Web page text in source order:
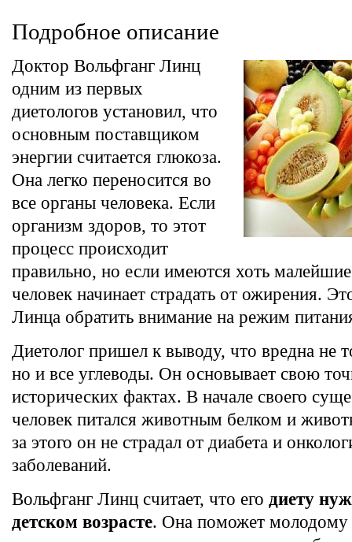
Подробное описание
Доктор Вольфганг Линц
одним из первых
диетологов установил, что
основным поставщиком
энергии считается глюкоза.
Она легко переносится во
все органы человека. Если
организм здоров, то этот
процесс происходит
правильно, но если имеются хоть
человек начинает страдать от ожирения.
Линца обратить внимание на режим
Диетолог пришел к выводу, что вредна не
но и все углеводы. Он основывает свою
исторических фактах. В начале своего
человек питался животным белком и
за этого он не страдал от диабета и
заболеваний.
Вольфганг Линц считает, что его диету
детском возрасте. Она поможет молодому